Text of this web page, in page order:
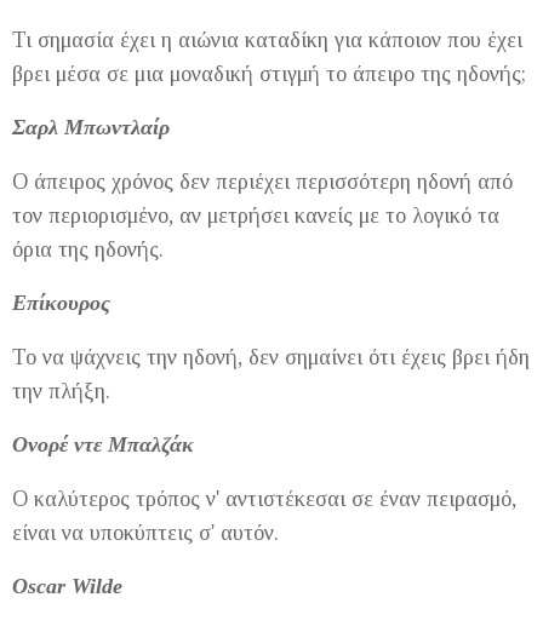
Τι σημασία έχει η αιώνια καταδίκη για κάποιον που έχει
βρει μέσα σε μια μοναδική στιγμή το άπειρο της ηδονής;
Σαρλ Μπωντλαίρ
Ο άπειρος χρόνος δεν περιέχει περισσότερη ηδονή από
τον περιορισμένο, αν μετρήσει κανείς με το λογικό τα
όρια της ηδονής.
Επίκουρος
Το να ψάχνεις την ηδονή, δεν σημαίνει ότι έχεις βρει ήδη
την πλήξη.
Ονορέ ντε Μπαλζάκ
Ο καλύτερος τρόπος ν' αντιστέκεσαι σε έναν πειρασμό,
είναι να υποκύπτεις σ' αυτόν.
Oscar Wilde